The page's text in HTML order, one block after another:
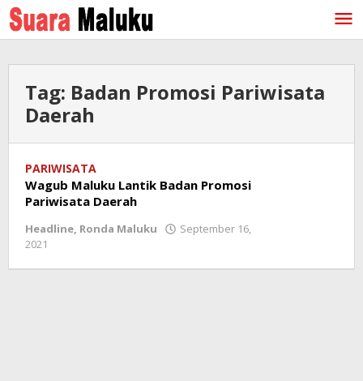
Lewati
ke
konten
Tag: Badan Promosi Pariwisata
Daerah
PARIWISATA
Wagub Maluku Lantik Badan Promosi
Pariwisata Daerah
Headline, Ronda Maluku
September 16,
2021